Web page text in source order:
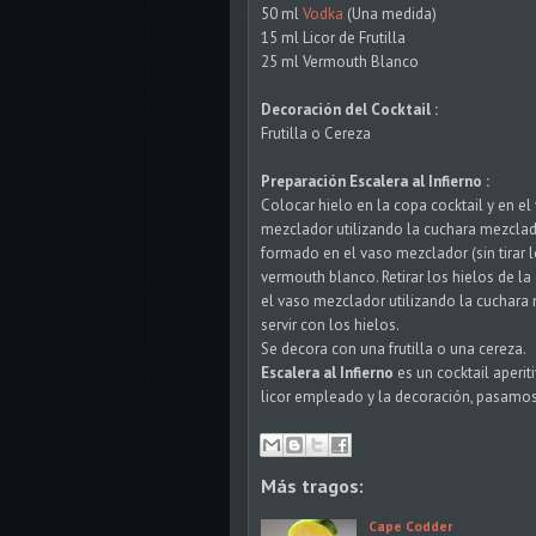
50 mlVodka (Una medida)
15 ml Licor de Frutilla
25 ml Vermouth Blanco
Decoración del Cocktail :
Frutilla o Cereza
Preparación Escalera al Infierno :
Colocar hielo en la copa cocktail y en
mezclador utilizando la cuchara
formado en el vaso mezclador (sin tirar
vermouth blanco. Retirar los hielos de
el vaso mezclador utilizando la
servir con los hielos.
Se decora con una frutilla o una cereza.
Escalera al Infierno es un cocktail
licor empleado y la decoración,
Más tragos:
Cape Codder